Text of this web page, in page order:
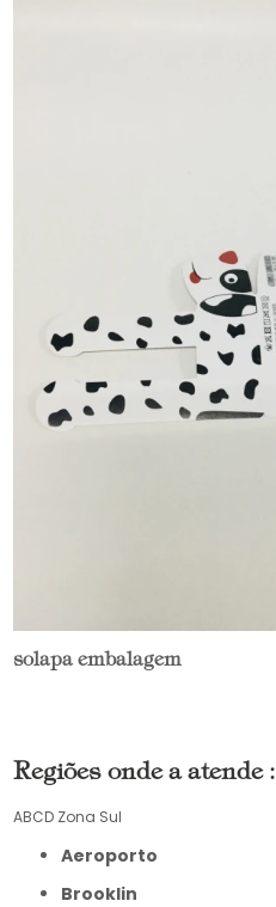
solapa embalagem
Regiões onde a atende :
ABCD Zona Sul
Aeroporto
Brooklin